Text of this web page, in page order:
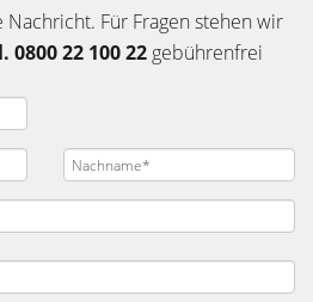
Für Fragen stehen wir
0800 22 100 22 gebührenfrei